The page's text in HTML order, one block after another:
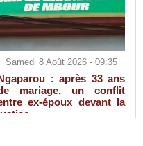
Samedi 8 Août 2026 - 09:35
: après 33 ans
mariage, un conflit
ex-époux devant la